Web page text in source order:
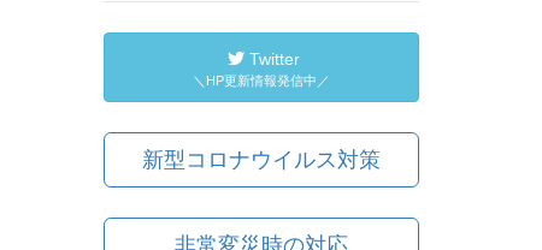
Twitter
＼HP更新情報発信中／
新型コロナウイルス対策
非常変災時の対応